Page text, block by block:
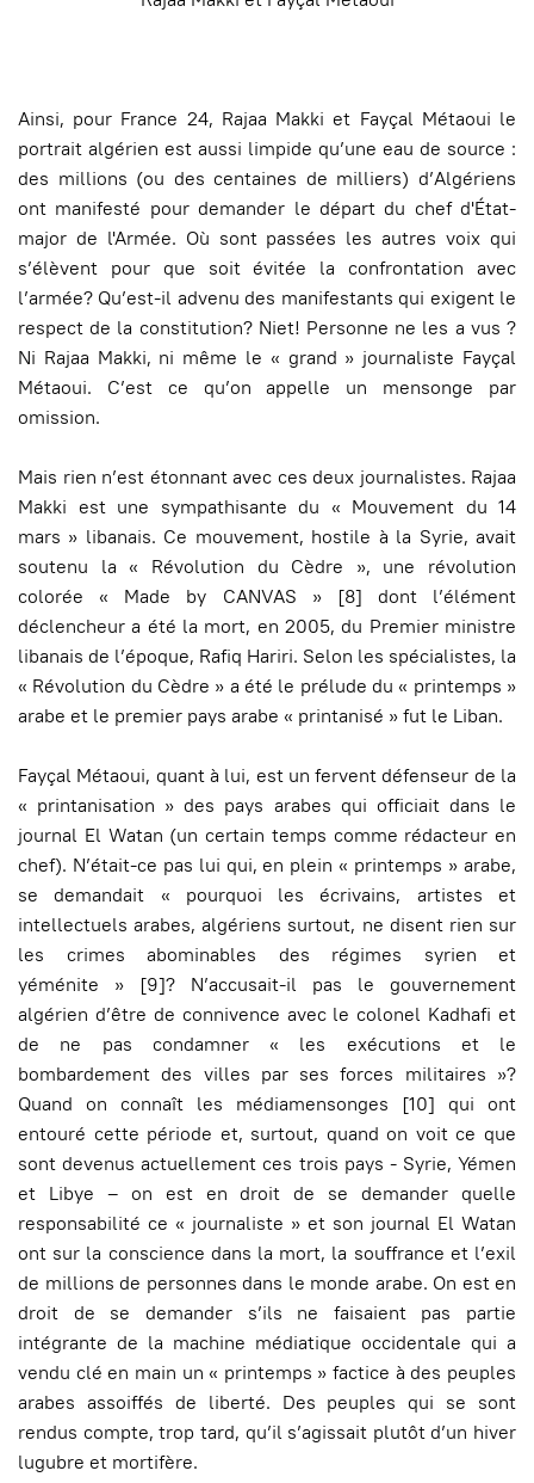
Ainsi, pour France 24, Rajaa Makki et Fayçal Métaoui le
portrait algérien est aussi limpide qu’une eau de source :
des millions (ou des centaines de milliers) d’Algériens
ont manifesté pour demander le départ du chef d'État-
major de l'Armée. Où sont passées les autres voix qui
s’élèvent pour que soit évitée la confrontation avec
l’armée? Qu’est-il advenu des manifestants qui exigent le
respect de la constitution? Niet! Personne ne les a vus ?
Ni Rajaa Makki, ni même le « grand » journaliste Fayçal
Métaoui. C’est ce qu’on appelle un mensonge par
omission.
Mais rien n’est étonnant avec ces deux journalistes. Rajaa
Makki est une sympathisante du « Mouvement du 14
mars » libanais. Ce mouvement, hostile à la Syrie, avait
soutenu la « Révolution du Cèdre », une révolution
colorée « Made by CANVAS » [8] dont l’élément
déclencheur a été la mort, en 2005, du Premier ministre
libanais de l’époque, Rafiq Hariri. Selon les spécialistes, la
« Révolution du Cèdre » a été le prélude du « printemps »
arabe et le premier pays arabe « printanisé » fut le Liban.
Fayçal Métaoui, quant à lui, est un fervent défenseur de la
« printanisation » des pays arabes qui officiait dans le
journal El Watan (un certain temps comme rédacteur en
chef). N’était-ce pas lui qui, en plein « printemps » arabe,
se demandait « pourquoi les écrivains, artistes et
intellectuels arabes, algériens surtout, ne disent rien sur
les crimes abominables des régimes syrien et
yéménite » [9]? N’accusait-il pas le gouvernement
algérien d’être de connivence avec le colonel Kadhafi et
de ne pas condamner « les exécutions et le
bombardement des villes par ses forces militaires »?
Quand on connaît les médiamensonges [10] qui ont
entouré cette période et, surtout, quand on voit ce que
sont devenus actuellement ces trois pays - Syrie, Yémen
et Libye – on est en droit de se demander quelle
responsabilité ce « journaliste » et son journal El Watan
ont sur la conscience dans la mort, la souffrance et l’exil
de millions de personnes dans le monde arabe. On est en
droit de se demander s’ils ne faisaient pas partie
intégrante de la machine médiatique occidentale qui a
vendu clé en main un « printemps » factice à des peuples
arabes assoiffés de liberté. Des peuples qui se sont
rendus compte, trop tard, qu’il s’agissait plutôt d’un hiver
lugubre et mortifère.